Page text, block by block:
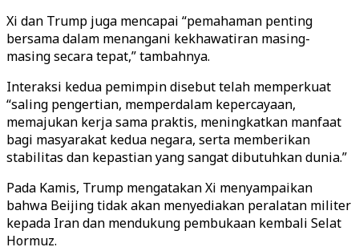
Xi dan Trump juga mencapai “pemahaman penting
bersama dalam menangani kekhawatiran masing-
masing secara tepat,” tambahnya.
Interaksi kedua pemimpin disebut telah memperkuat
“saling pengertian, memperdalam kepercayaan,
memajukan kerja sama praktis, meningkatkan manfaat
bagi masyarakat kedua negara, serta memberikan
stabilitas dan kepastian yang sangat dibutuhkan dunia.”
Pada Kamis, Trump mengatakan Xi menyampaikan
bahwa Beijing tidak akan menyediakan peralatan militer
kepada Iran dan mendukung pembukaan kembali Selat
Hormuz.